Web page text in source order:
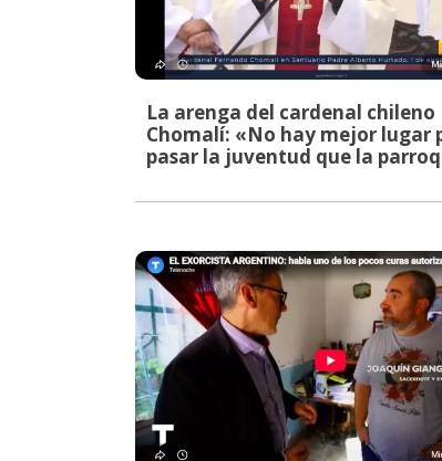
La arenga del cardenal chileno
Chomalí: «No hay mejor lugar
pasar la juventud que la